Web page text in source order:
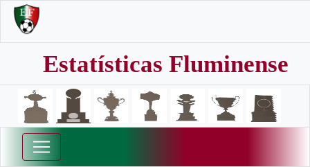
Estatísticas Fluminense